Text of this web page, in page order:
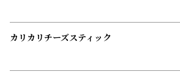
カリカリチーズスティック